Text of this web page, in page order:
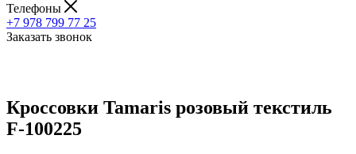
Телефоны
+7 978 799 77 25
Заказать звонок
Кроссовки Tamaris розовый текстиль
F-100225